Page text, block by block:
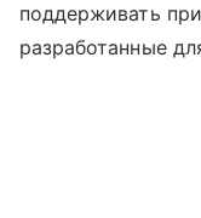
поддерживать
разработанные